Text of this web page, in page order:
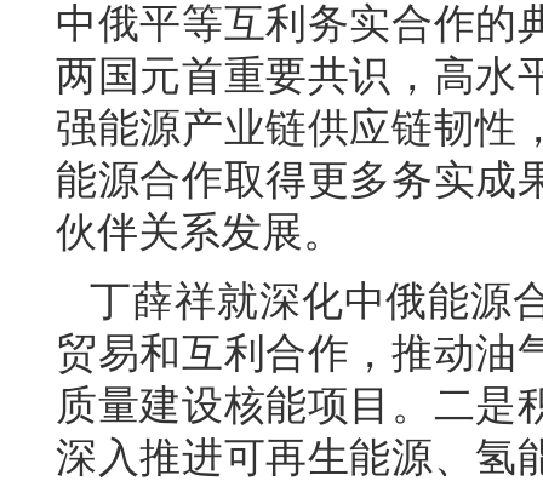
中俄平等互利务实合作的
两国元首重要共识，高水
强能源产业链供应链韧性
能源合作取得更多务实成
伙伴关系发展。
丁薛祥就深化中俄能源
贸易和互利合作，推动油
质量建设核能项目。二是
深入推进可再生能源、氢